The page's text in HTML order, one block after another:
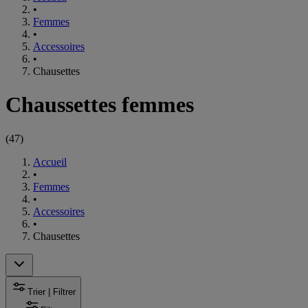
•
Femmes
•
Accessoires
•
Chausettes
Chaussettes femmes
(47)
Accueil
•
Femmes
•
Accessoires
•
Chausettes
Trier | Filtrer